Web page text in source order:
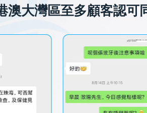
澳大灣區至多顧客認可